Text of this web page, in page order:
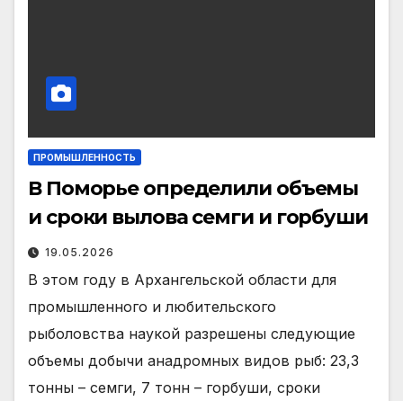
ПРОМЫШЛЕННОСТЬ
В Поморье определили объемы
и сроки вылова семги и горбуши
19.05.2026
В этом году в Архангельской области для
промышленного и любительского
рыболовства наукой разрешены следующие
объемы добычи анадромных видов рыб: 23,3
тонны – семги, 7 тонн – горбуши, сроки